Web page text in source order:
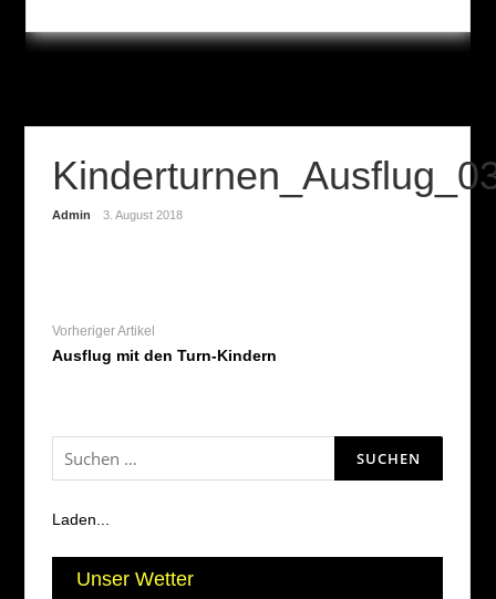
Admin 3. August 2018
Vorheriger Artikel
Ausflug mit den Turn-Kindern
Suchen
nach:
Laden...
Unser Wetter